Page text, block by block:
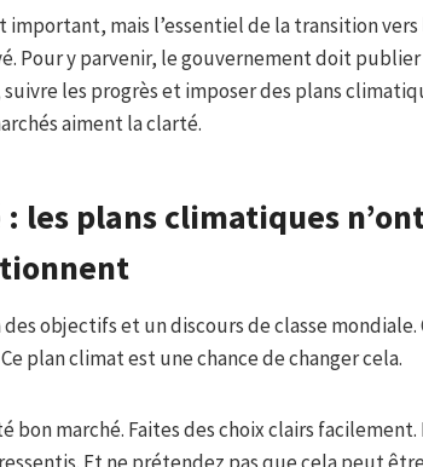
important, mais l’essentiel de la transition
Pour y parvenir, le gouvernement doit
les progrès et imposer des plans
aiment la clarté.
: les plans climatiques
des objectifs et un discours de classe
plan climat est une chance de changer cela.
bon marché. Faites des choix clairs